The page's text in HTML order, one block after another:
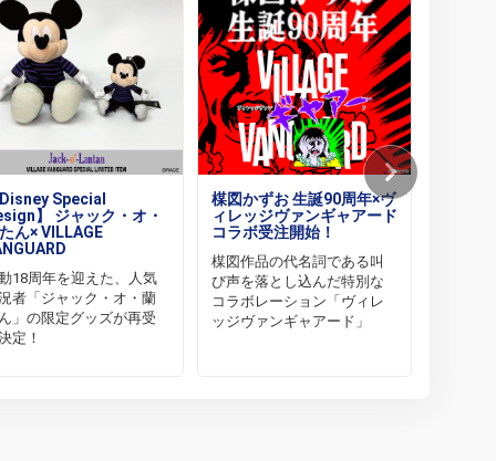
Disney Special
】 ジャック・オ・
ん× VILLAGE
18周年を迎えた、人気
者「ジャック・オ・蘭
」の限定グッズが再受
定！
楳図かずお 生誕90周年×ヴ
ィレッジヴァンギャアード
コラボ受注開始！
楳図作品の代名詞である叫
び声を落とし込んだ特別な
コラボレーション「ヴィレ
ッジヴァンギャアード」